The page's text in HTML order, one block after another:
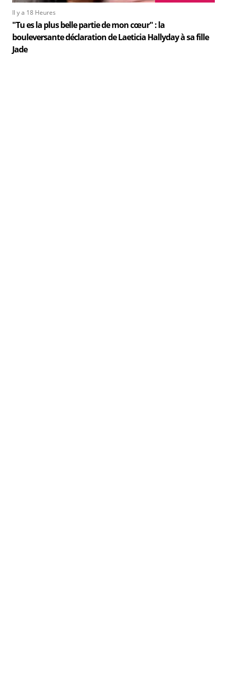
Il y a 18 Heures
"Tu es la plus belle partie de mon cœur" : la
bouleversante déclaration de Laeticia Hallyday à sa fille
Jade